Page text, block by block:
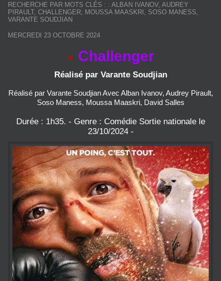
RECHERCHE PAR MOTS CLÉS : : ALBAN IVANOV, AUDREY
PIRAULT, CHALLENGER MOUSSA MAASKRI SOSO MANESS
VARANTE SOUDJIAN
MERCREDI 23 OCTOBRE 2024
Challenger
​Réalisé par Varante Soudjian
Réalisé par Varante Soudjian Avec Alban Ivanov, Audrey Pirault,
Soso Maness, Moussa Maaskri, David Salles
Durée : 1h35. - Genre : Comédie Sortie nationale le
23/10/2024 -